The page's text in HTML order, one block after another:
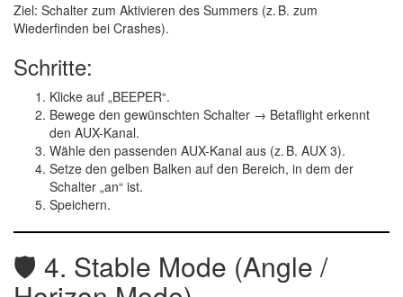
Ziel: Schalter zum Aktivieren des Summers (z. B. zum
Wiederfinden bei Crashes).
Schritte:
Klicke auf „BEEPER“.
Bewege den gewünschten Schalter → Betaflight erkennt
den AUX-Kanal.
Wähle den passenden AUX-Kanal aus (z. B. AUX 3).
Setze den gelben Balken auf den Bereich, in dem der
Schalter „an“ ist.
Speichern.
🛡️ 4. Stable Mode (Angle /